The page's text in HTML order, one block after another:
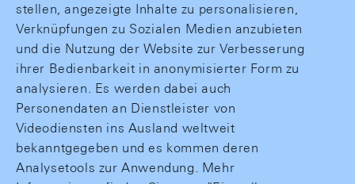
stellen, angezeigte Inhalte zu personalisieren,
Verknüpfungen zu Sozialen Medien anzubieten
und die Nutzung der Website zur Verbesserung
ihrer Bedienbarkeit in anonymisierter Form zu
analysieren. Es werden dabei auch
Personendaten an Dienstleister von
Videodiensten ins Ausland weltweit
bekanntgegeben und es kommen deren
Analysetools zur Anwendung. Mehr